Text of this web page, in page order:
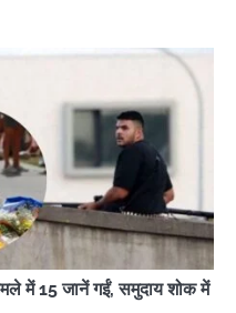
में 15 जानें गईं, समुदाय शोक में